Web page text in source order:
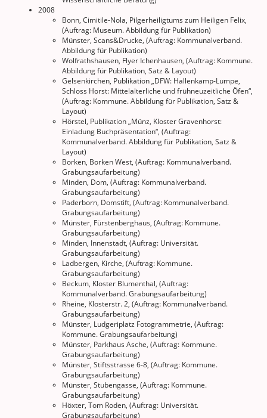
2008
Bonn, Cimitile-Nola, Pilger­heiligtums zum Heiligen Felix,
(Auftrag: Museum. Abbildung für Publikation)
Münster, Scans&Drucke, (Auftrag: Kommunalverband.
Abbildung für Publikation)
Wolfrathshausen, Flyer Ichenhausen, (Auftrag: Kommune.
Abbildung für Publikation, Satz & Layout)
Gelsenkirchen, Publikation „DFW: Hallenkamp-Lumpe,
Schloss Horst: Mittelalterliche und frühneuzeitliche Öfen“,
(Auftrag: Kommune. Abbildung für Publikation, Satz &
Layout)
Hörstel, Publikation „Münz, Kloster Gravenhorst:
Einladung Buchpräsentation“, (Auftrag:
Kommunalverband. Abbildung für Publikation, Satz &
Layout)
Borken, Borken West, (Auftrag: Kommunalverband.
Grabungsaufarbeitung)
Minden, Dom, (Auftrag: Kommunalverband.
Grabungsaufarbeitung)
Paderborn, Domstift, (Auftrag: Kommunalverband.
Grabungsaufarbeitung)
Münster, Fürstenberghaus, (Auftrag: Kommune.
Grabungsaufarbeitung)
Minden, Innenstadt, (Auftrag: Universität.
Grabungsaufarbeitung)
Ladbergen, Kirche, (Auftrag: Kommune.
Grabungsaufarbeitung)
Beckum, Kloster Blumenthal, (Auftrag:
Kommunalverband. Grabungsaufarbeitung)
Rheine, Klosterstr. 2, (Auftrag: Kommunalverband.
Grabungsaufarbeitung)
Münster, Ludgeriplatz Fotogrammetrie, (Auftrag:
Kommune. Grabungsaufarbeitung)
Münster, Parkhaus Asche, (Auftrag: Kommune.
Grabungsaufarbeitung)
Münster, Stiftsstrasse 6-8, (Auftrag: Kommune.
Grabungsaufarbeitung)
Münster, Stubengasse, (Auftrag: Kommune.
Grabungsaufarbeitung)
Höxter, Tom Roden, (Auftrag: Universität.
Grabungsaufarbeitung)